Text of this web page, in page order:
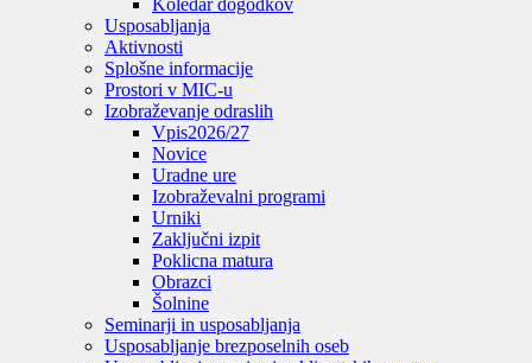
Koledar dogodkov
Usposabljanja
Aktivnosti
Splošne informacije
Prostori v MIC-u
Izobraževanje odraslih
Vpis2026/27
Novice
Uradne ure
Izobraževalni programi
Urniki
Zaključni izpit
Poklicna matura
Obrazci
Šolnine
Seminarji in usposabljanja
Usposabljanje brezposelnih oseb